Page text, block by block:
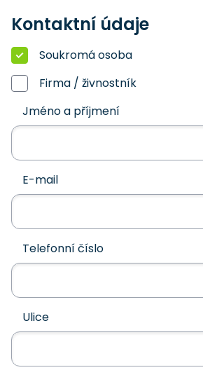
Kontaktní údaje
Soukromá osoba
Firma / živnostník
Jméno a příjmení
E-mail
Telefonní číslo
Ulice